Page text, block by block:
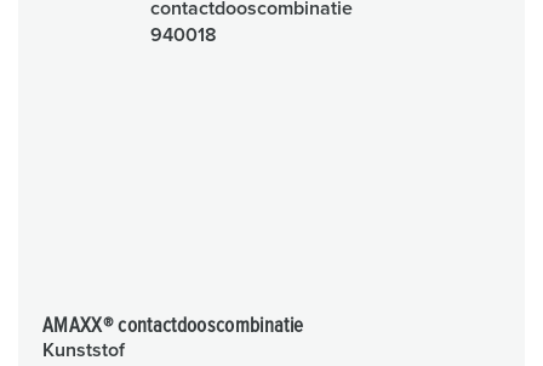
AMAXX® contactdooscombinatie
Kunststof